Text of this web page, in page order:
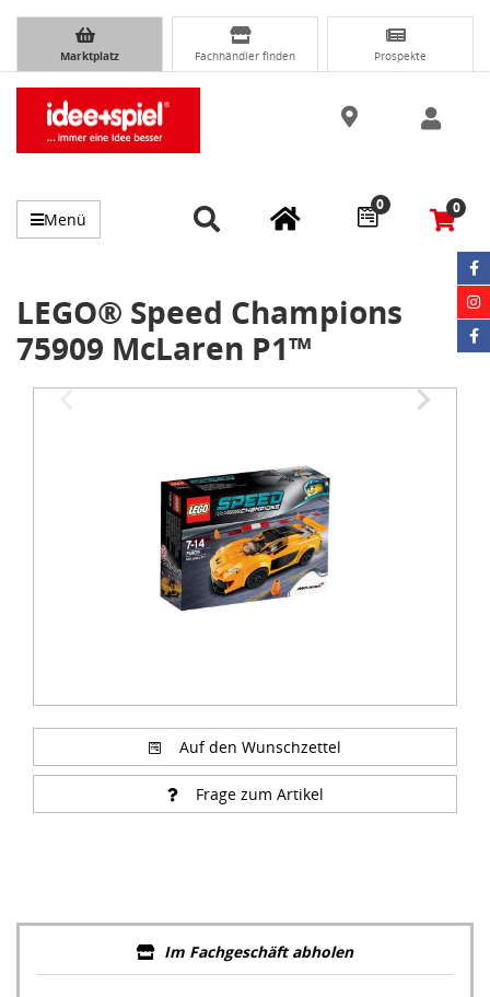
Marktplatz Fachhändler finden Prospekte
Menü
0 0
LEGO® Speed Champions
75909 McLaren P1™
Auf den Wunschzettel
Frage zum Artikel
Im Fachgeschäft abholen